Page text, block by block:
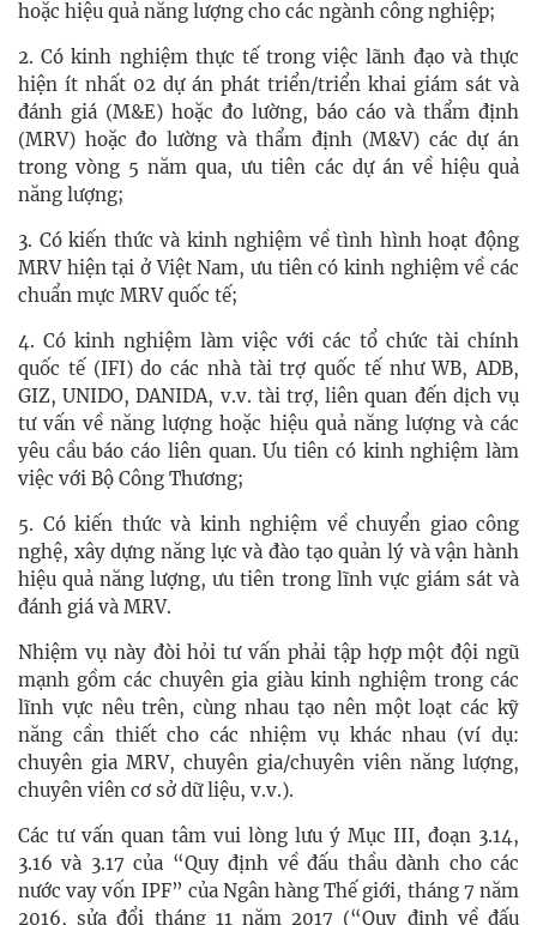
hoặc hiệu quả năng lượng cho các ngành công nghiệp;
2. Có kinh nghiệm thực tế trong việc lãnh đạo và thực
hiện ít nhất 02 dự án phát triển/triển khai giám sát và
đánh giá (M&E) hoặc đo lường, báo cáo và thẩm định
(MRV) hoặc đo lường và thẩm định (M&V) các dự án
trong vòng 5 năm qua, ưu tiên các dự án về hiệu quả
năng lượng;
3. Có kiến ​​thức và kinh nghiệm về tình hình hoạt động
MRV hiện tại ở Việt Nam, ưu tiên có kinh nghiệm về các
chuẩn mực MRV quốc tế;
4. Có kinh nghiệm làm việc với các tổ chức tài chính
quốc tế (IFI) do các nhà tài trợ quốc tế như WB, ADB,
GIZ, UNIDO, DANIDA, v.v. tài trợ, liên quan đến dịch vụ
tư vấn về năng lượng hoặc hiệu quả năng lượng và các
yêu cầu báo cáo liên quan. Ưu tiên có kinh nghiệm làm
việc với Bộ Công Thương;
5. Có kiến ​​thức và kinh nghiệm về chuyển giao công
nghệ, xây dựng năng lực và đào tạo quản lý và vận hành
hiệu quả năng lượng, ưu tiên trong lĩnh vực giám sát và
đánh giá và MRV.
Nhiệm vụ này đòi hỏi tư vấn phải tập hợp một đội ngũ
mạnh gồm các chuyên gia giàu kinh nghiệm trong các
lĩnh vực nêu trên, cùng nhau tạo nên một loạt các kỹ
năng cần thiết cho các nhiệm vụ khác nhau (ví dụ:
chuyên gia MRV, chuyên gia/chuyên viên năng lượng,
chuyên viên cơ sở dữ liệu, v.v.).
Các tư vấn quan tâm vui lòng lưu ý Mục III, đoạn 3.14,
3.16 và 3.17 của “Quy định về đấu thầu dành cho các
nước vay vốn IPF” của Ngân hàng Thế giới, tháng 7 năm
2016, sửa đổi tháng 11 năm 2017 (“Quy định về đấu